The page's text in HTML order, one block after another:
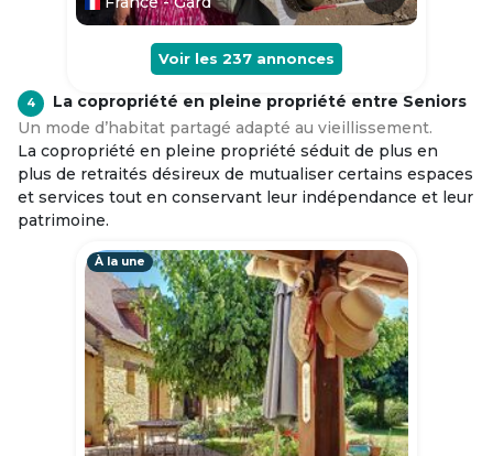
Voir les 237 annonces
4
La copropriété en pleine propriété entre Seniors
Un mode d’habitat partagé adapté au vieillissement.
La copropriété en pleine propriété séduit de plus en
plus de retraités désireux de mutualiser certains espaces
et services tout en conservant leur indépendance et leur
patrimoine.
À la une